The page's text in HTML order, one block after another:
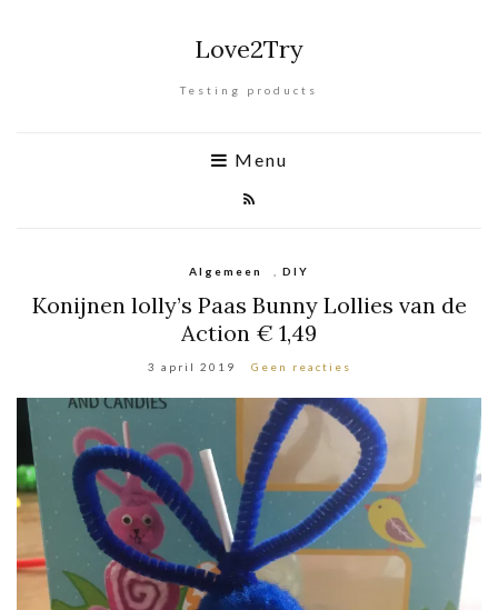
Love2Try
Testing products
Menu
Algemeen DIY
Konijnen lolly’s Paas Bunny Lollies van de
Action € 1,49
3 april 2019 Geen reacties